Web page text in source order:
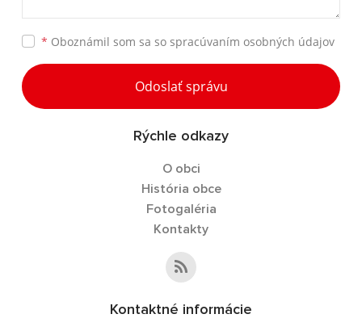
* Oboznámil som sa so spracúvaním osobných údajov
Odoslať správu
Rýchle odkazy
O obci
História obce
Fotogaléria
Kontakty
Kontaktné informácie